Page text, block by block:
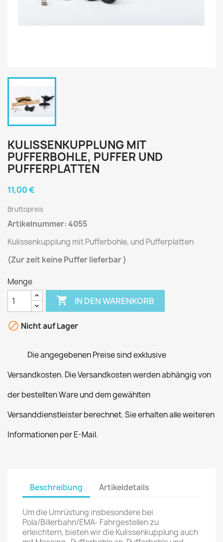
KULISSENKUPPLUNG MIT
PUFFERBOHLE, PUFFER UND
PUFFERPLATTEN
11,00 €
Bruttopreis
Artikelnummer: 4055
Kulissenkupplung mit Pufferbohle, und Pufferplatten
(Zur zeit keine Puffer lieferbar )
Menge
 IN DEN WARENKORB
 Nicht auf Lager
Die angegebenen Preise sind exklusive
Versandkosten. Die Versandkosten werden abhängig von
der bestellten Ware und dem gewählten
Versanddienstleister berechnet. Sie erhalten alle weiteren
Informationen per E-Mail.
Beschreibung Artikeldetails
Um die Umrüstung insbesondere bei
Pola/Billerbahn/EMA- Fahrgestellen zu
erleichtern, bieten wir die Kulissenkupplung auch